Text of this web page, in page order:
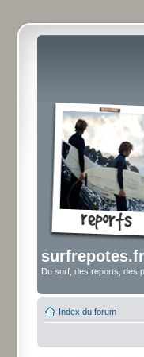
surfrepotes.fr
Du surf, des reports, des
Index du forum